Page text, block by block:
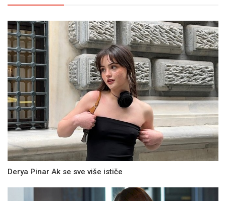
Derya Pinar Ak se sve više ističe